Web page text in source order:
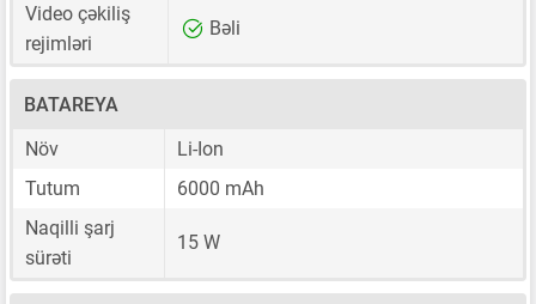
Video çəkiliş
rejimləri
Bəli
BATAREYA
Növ
Li-Ion
Tutum
6000 mAh
Naqilli şarj
sürəti
15 W